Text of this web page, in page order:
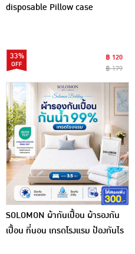
disposable Pillow case
33%
฿ 120
฿ 179
SOLOMON ผ้ากันเปื้อน ผ้ารองกัน
เปื้อน ที่นอน เกรดโรงแรม ป้องกันไร